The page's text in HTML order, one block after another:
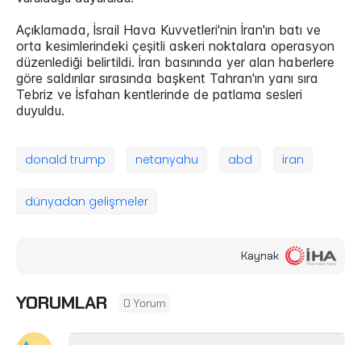
Açıklamada, İsrail Hava Kuvvetleri'nin İran'ın batı ve
orta kesimlerindeki çeşitli askeri noktalara operasyon
düzenlediği belirtildi. İran basınında yer alan haberlere
göre saldırılar sırasında başkent Tahran'ın yanı sıra
Tebriz ve İsfahan kentlerinde de patlama sesleri
duyuldu.
donald trump netanyahu abd iran
dünyadan gelişmeler
Kaynak
YORUMLAR 0 Yorum